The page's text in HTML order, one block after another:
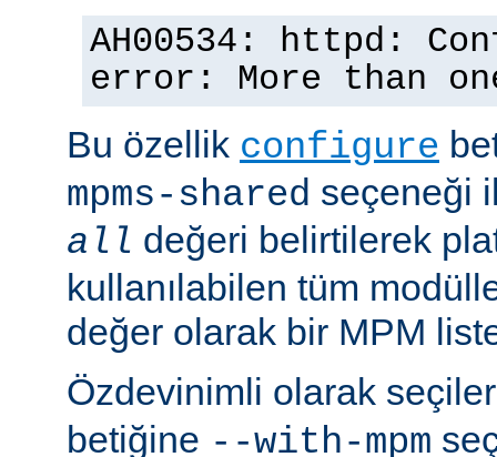
AH00534: httpd:
error: More than
Bu özellik configure
mpms-shared seçeneği
all değeri belirtilerek
kullanılabilen tüm
değer olarak bir MPM
Özdevinimli olarak
betiğine --with-mpm